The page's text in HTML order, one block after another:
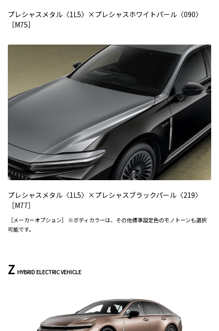
プレシャスメタル〈1L5〉×プレシャスホワイトパール〈090〉
［M75］
プレシャスメタル〈1L5〉×プレシャスブラックパール〈219〉
［M77］
［メーカーオプション］ ※ボディカラーは、その他標準設定色のモノトーンも選択
可能です。
Z HYBRID ELECTRIC VEHICLE